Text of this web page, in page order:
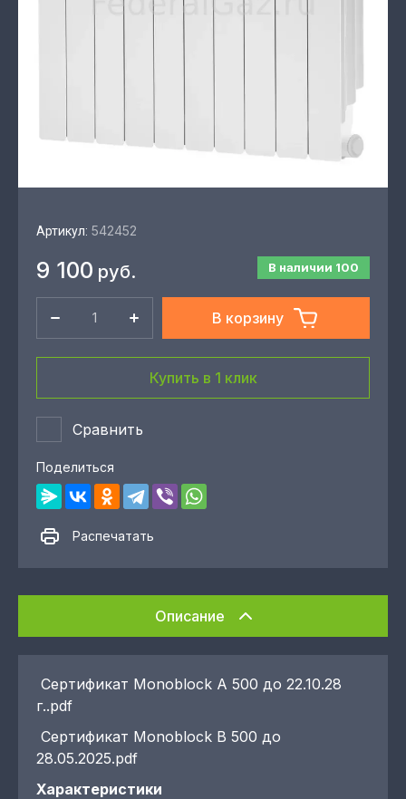
Артикул: 542452
В наличии 100
9 100 руб.
В корзину
Купить в 1 клик
Сравнить
Поделиться
Распечатать
Описание
Сертификат Monoblock A 500 до 22.10.28
г..pdf
Сертификат Monoblock B 500 до
28.05.2025.pdf
Характеристики